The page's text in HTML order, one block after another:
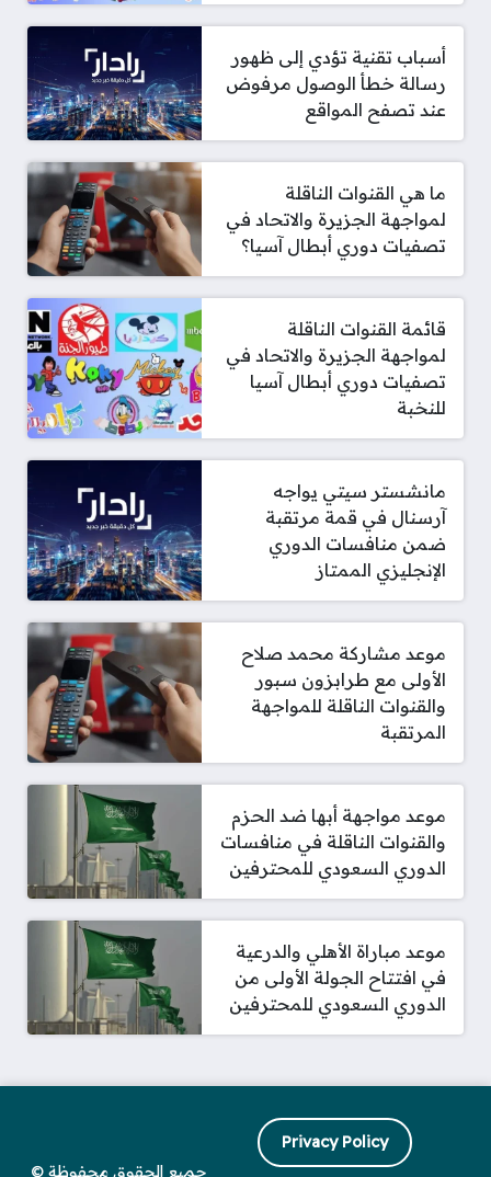
أسباب تقنية تؤدي إلى ظهور
رسالة خطأ الوصول مرفوض
عند تصفح المواقع
ما هي القنوات الناقلة
لمواجهة الجزيرة والاتحاد في
تصفيات دوري أبطال آسيا؟
قائمة القنوات الناقلة
لمواجهة الجزيرة والاتحاد في
تصفيات دوري أبطال آسيا
للنخبة
مانشستر سيتي يواجه
آرسنال في قمة مرتقبة
ضمن منافسات الدوري
الإنجليزي الممتاز
موعد مشاركة محمد صلاح
الأولى مع طرابزون سبور
والقنوات الناقلة للمواجهة
المرتقبة
موعد مواجهة أبها ضد الحزم
والقنوات الناقلة في منافسات
الدوري السعودي للمحترفين
موعد مباراة الأهلي والدرعية
في افتتاح الجولة الأولى من
الدوري السعودي للمحترفين
Privacy Policy
جميع الحقوق محفوظة ©